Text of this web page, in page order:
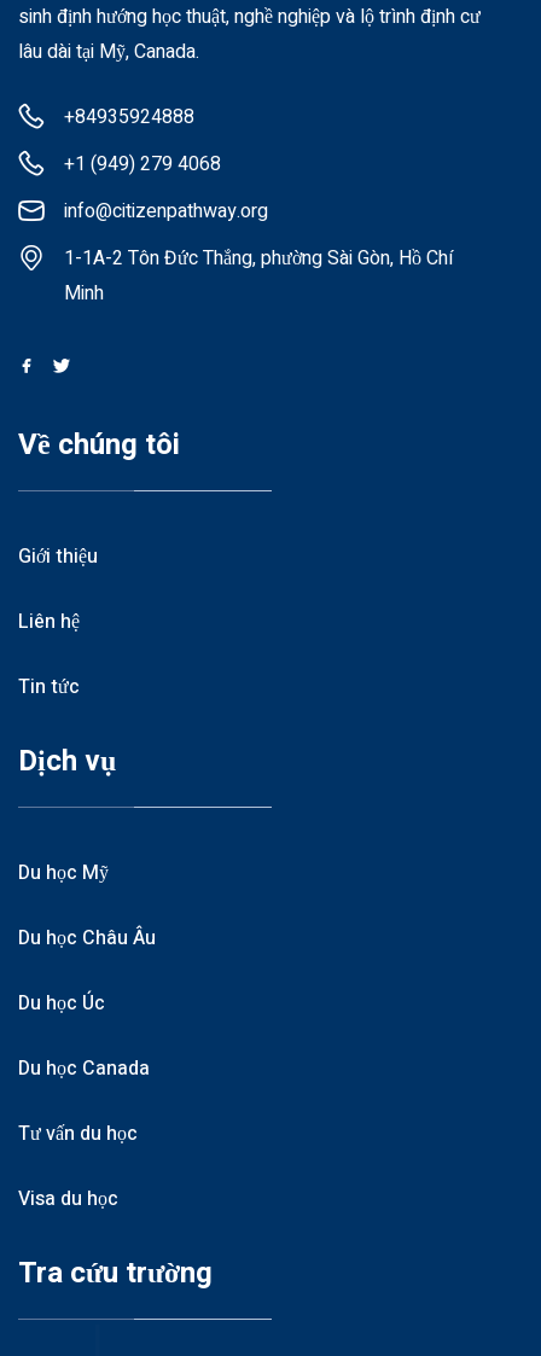
sinh định hướng học thuật, nghề nghiệp và lộ trình định cư
lâu dài tại Mỹ, Canada.
+84935924888
+1 (949) 279 4068
info@citizenpathway.org
1-1A-2 Tôn Đức Thắng, phường Sài Gòn, Hồ Chí
Minh
Về chúng tôi
Giới thiệu
Liên hệ
Tin tức
Dịch vụ
Du học Mỹ
Du học Châu Âu
Du học Úc
Du học Canada
Tư vấn du học
Visa du học
Tra cứu trường